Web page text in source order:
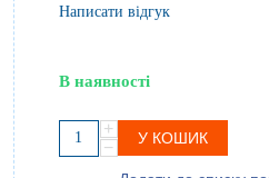
Написати відгук
В наявності
+
−
У КОШИК